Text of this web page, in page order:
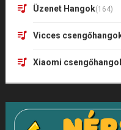
Üzenet Hangok(164)
Vicces
Xiaomi